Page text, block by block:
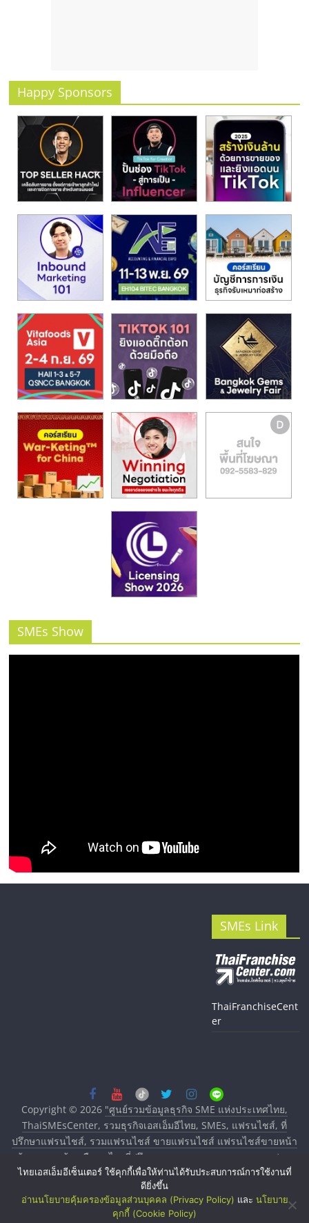
Happy Sponsors
SMEs Show
SMEs Link
ThaiFranchiseCent
er
Copyright © 2026 "ศูนย์รวมข้อมูลธุรกิจ SME แห่งประเทศไทย,
ThaiSMEsCenter, รวมธุรกิจเอสเอ็มอีไทย, SMEs, แฟรนไชส์, ที่
ปรึกษาแฟรนไชส์, รวมแฟรนไชส์ ขายแฟรนไชส์ แฟรนไชส์ขายหน้า
บ้าน ลงทุนน้อย คืนทุนไว, ที่ปรึกษาการลงทุนและขยายสาขาแฟรน
ไชส์, ศูนย์รวมแฟรนไชส์ พร้อมทำเลสำหรับเปิดร้าน ปรึกษาฟรี,
บริการพัฒนาระบบแฟรนไชส์"
ไทยเอสเอ็มอีเซ็นเตอร์ ใช้คุกกี้เพื่อให้ท่านได้รับประสบการณ์การใช้งานที่
ดียิ่งขึ้น
อ่านนโยบายคุ้มครองข้อมูลส่วนบุคคล (Privacy Policy) และ นโยบาย
คุกกี้ (Cookie Policy)